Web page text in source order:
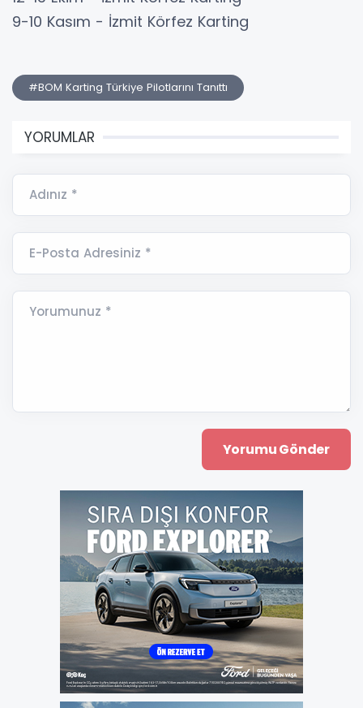
9-10 Kasım - İzmit Körfez Karting
#BOM Karting Türkiye Pilotlarını Tanıttı
YORUMLAR
Adınız *
E-Posta Adresiniz *
Yorumunuz *